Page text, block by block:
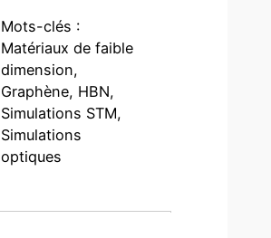
Mots-clés :
Matériaux de faible
dimension,
Graphène, HBN,
Simulations STM,
Simulations
optiques